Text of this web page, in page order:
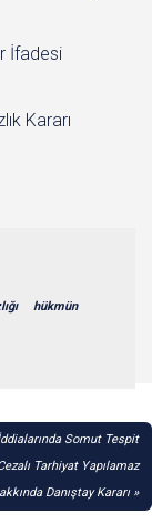
İfadesi
Kararı
hükmün
Somut Tespit
Tarhiyat Yapılamaz
Danıştay Kararı